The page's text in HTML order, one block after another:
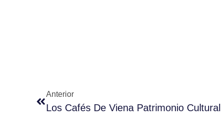
Anterior
Los Cafés De Viena Patrimonio